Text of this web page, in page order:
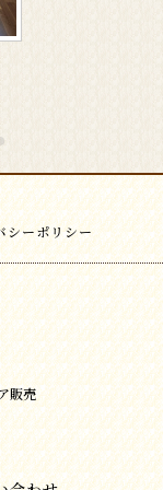
シーポリシー
販売